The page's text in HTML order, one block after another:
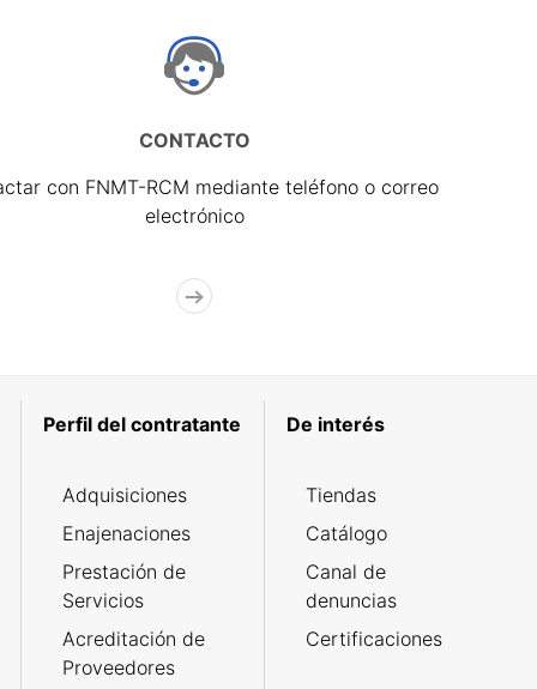
CONTACTO
con FNMT-RCM mediante teléfono o correo
electrónico
Perfil del contratante
Adquisiciones
Enajenaciones
Prestación de
Servicios
Acreditación de
Proveedores
De interés
Tiendas
Catálogo
Canal de
denuncias
Certificaciones